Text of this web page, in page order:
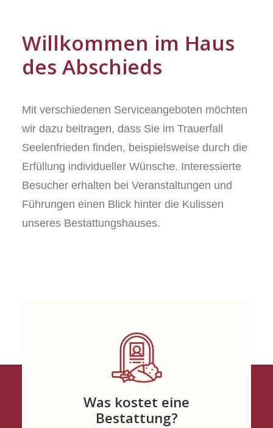
Willkommen im Haus
des Abschieds
Mit verschiedenen Serviceangeboten möchten
wir dazu beitragen, dass Sie im Trauerfall
Seelenfrieden finden, beispielsweise durch die
Erfüllung individueller Wünsche. Interessierte
Besucher erhalten bei Veranstaltungen und
Führungen einen Blick hinter die Kulissen
unseres Bestattungshauses.
Was kostet eine
Bestattung?